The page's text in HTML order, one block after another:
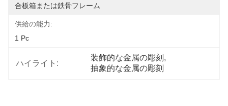
合板箱または鉄骨フレーム
供給の能力:
1 Pc
ハイライト:
装飾的な金属の彫刻 ,
抽象的な金属の彫刻